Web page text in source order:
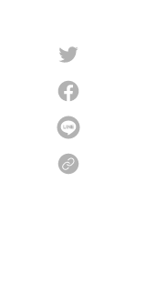
About us
Recruit
Contact